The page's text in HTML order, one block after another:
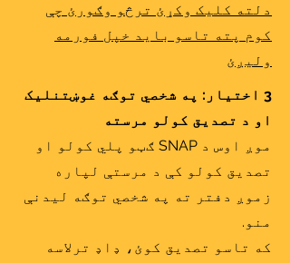
دلته کلیک وکړئ ترڅو وګورئ چې
کوم پته تاسو باید خپل فورمه
ولیږئ
3 اختیار: په شخصي توګه غوښتنلیک
او د تصدیق کولو مرسته
موږ اوس د SNAP ګټو پلي کولو او
تصدیق کولو کې د مرستې لپاره
زموږ دفتر ته په شخصي توګه لیدنې
منو.
که تاسو تصدیق کوئ، ډاډ ترلاسه